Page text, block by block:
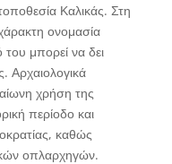
Καλικάς. Στη
ονομασία
μπορεί να δει
Αρχαιολογικά
χρήση της
περίοδο και
καθώς
οπλαρχηγών.